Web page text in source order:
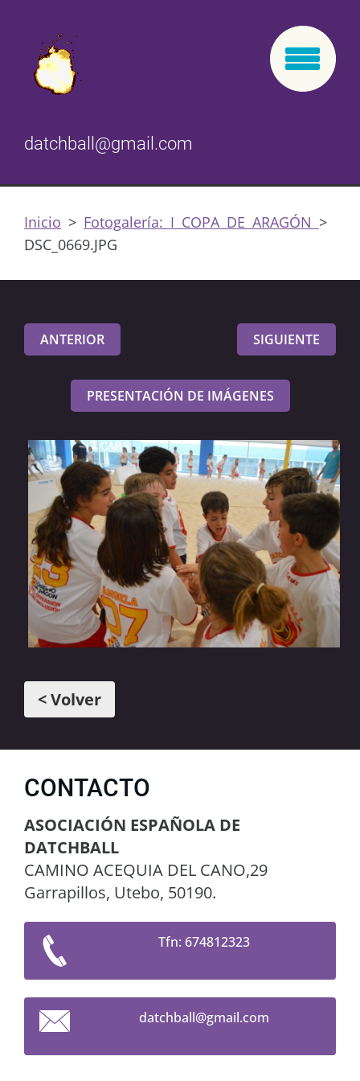
datchball@gmail.com
Inicio > Fotogalería: I COPA DE ARAGÓN >
DSC_0669.JPG
ANTERIOR SIGUIENTE
PRESENTACIÓN DE IMÁGENES
< Volver
CONTACTO
ASOCIACIÓN ESPAÑOLA DE
DATCHBALL
CAMINO ACEQUIA DEL CANO,29
Garrapillos, Utebo, 50190.
Tfn: 674812323
datchball@gmail.com